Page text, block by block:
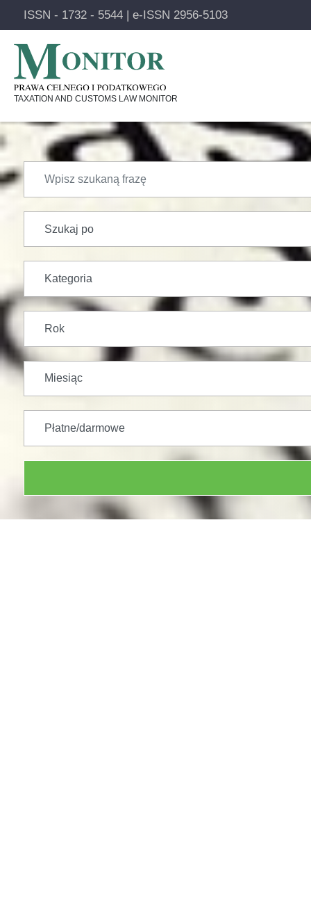
Pomiń
ISSN - 1732 - 5544 | e-ISSN 2956-5103
TAXATION AND CUSTOMS LAW MONITOR